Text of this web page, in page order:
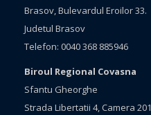
Brasov, Bulevardul Eroilor 33.
Judetul Brasov
Telefon: 0040 368 885946
Biroul Regional Covasna
Sfantu Gheorghe
Strada Libertatii 4, Camera 201